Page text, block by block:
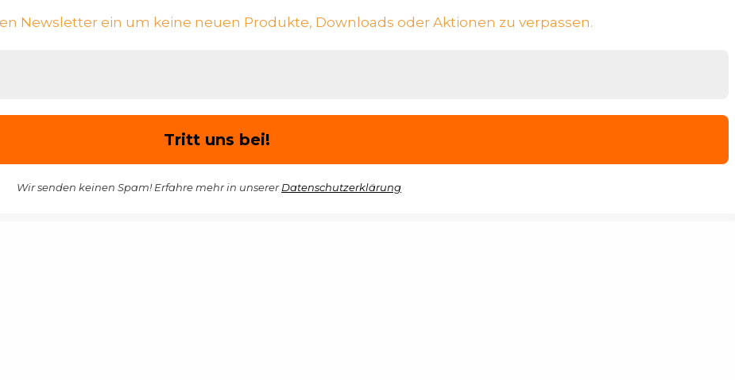
Newsletter ein um keine neuen Produkte, Downloads oder Aktionen zu verpassen.
Wir senden keinen Spam! Erfahre mehr in unsererDatenschutzerklärung